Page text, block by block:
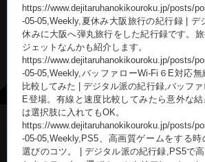
https://www.dejitaruhanokikouroku.jp/posts/
-05-05,Weekly,夏休み大阪旅行の紀行録 | デ
休みに大阪へ弾丸旅行をした紀行録です。
ジェットなんかも紹介します。
https://www.dejitaruhanokikouroku.jp/posts/
-05-05,Weekly,バッファローWi-Fi６E対応
比較してみた | デジタル派の紀行録,バッファ
E登場。有線と速度比較してみたら意外な
は選択肢に入れてもOK。
https://www.dejitaruhanokikouroku.jp/posts/
-05-05,Weekly,PS5、高画質ゲームをする
選びのコツ。 | デジタル派の紀行録,PS5で